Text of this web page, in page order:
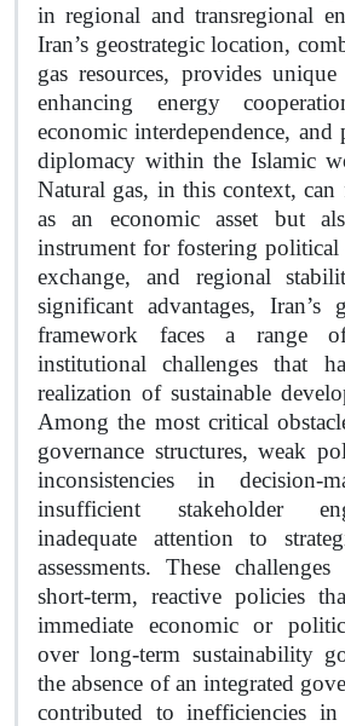
in regional and transregional
Iran’s geostrategic location,
gas resources, provides
enhancing energy
economic interdependence,
diplomacy within the Islamic
Natural gas, in this context,
as an economic asset but
instrument for fostering
exchange, and regional
significant advantages, Iran’s
framework faces a range
institutional challenges that
realization of sustainable
Among the most critical
governance structures, weak
inconsistencies in decision-
insufficient stakeholder
inadequate attention to
assessments. These
short-term, reactive policies
immediate economic or
over long-term sustainability
the absence of an integrated
contributed to inefficiencies